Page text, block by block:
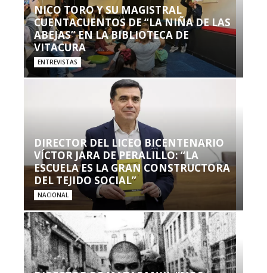
NICO TORO Y SU MAGISTRAL
CUENTACUENTOS DE “LA NIÑA DE LAS
ABEJAS” EN LA BIBLIOTECA DE
VITACURA
ENTREVISTAS
DIRECTOR DEL LICEO BICENTENARIO
VÍCTOR JARA DE PERALILLO: “LA
ESCUELA ES LA GRAN CONSTRUCTORA
DEL TEJIDO SOCIAL”
NACIONAL